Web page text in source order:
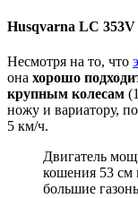
Husqvarna LC 353V
Несмотря на то, что
она хорошо
крупным колесам
ножу и вариатору,
5 км/ч.
Двигатель
кошения 53 см
большие